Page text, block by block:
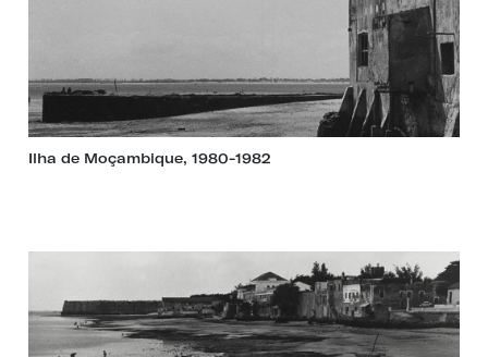
Ilha de Moçambique, 1980-1982